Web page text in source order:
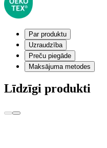
Par produktu
Uzraudzība
Preču piegāde
Maksājuma metodes
Līdzīgi produkti